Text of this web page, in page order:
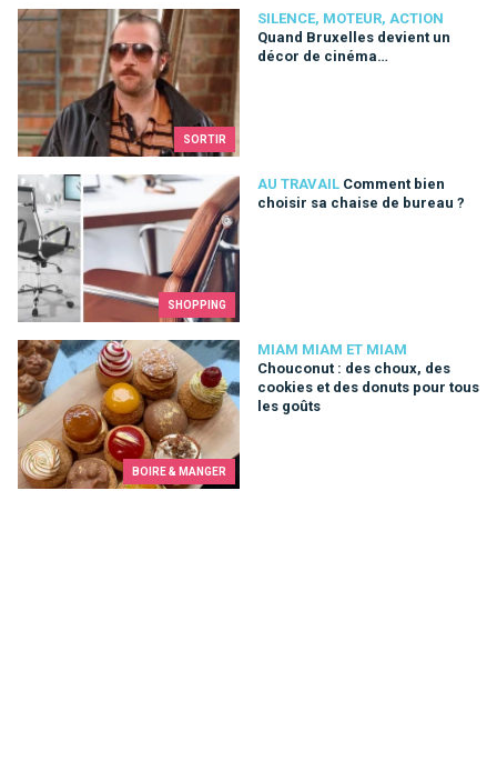
SORTIR
SILENCE, MOTEUR, ACTION
Quand Bruxelles devient un
décor de cinéma…
Quand Bruxelles devient un décor de cinéma…
SHOPPING
AU TRAVAIL Comment bien
choisir sa chaise de bureau ?
Comment bien choisir sa chaise de bureau ?
BOIRE & MANGER
MIAM MIAM ET MIAM
Chouconut : des choux, des
cookies et des donuts pour tous
les goûts
Chouconut : des choux, des cookies et des donuts pour tous